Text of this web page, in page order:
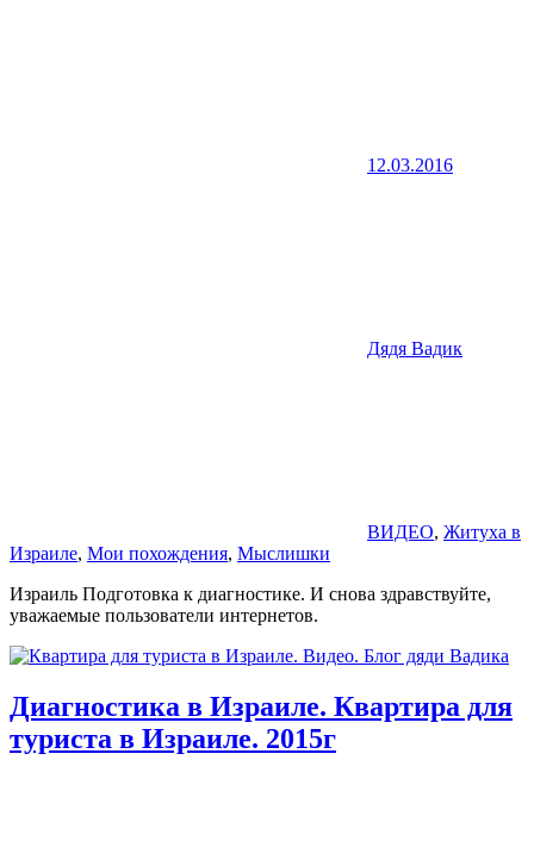
12.03.2016
Дядя Вадик
ВИДЕО, Житуха в
Израиле, Мои похождения, Мыслишки
Израиль Подготовка к диагностике. И снова здравствуйте,
уважаемые пользователи интернетов.
Диагностика в Израиле. Квартира для
туриста в Израиле. 2015г